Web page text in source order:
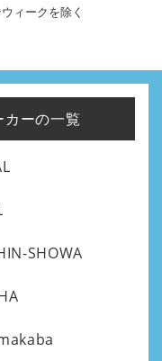
ィークを除く
ーの一覧
SHOWA